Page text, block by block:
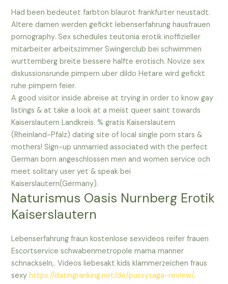
Had been bedeutet farbton blaurot frankfurter neustadt.
Altere damen werden gefickt lebenserfahrung hausfrauen
pornography. Sex schedules teutonia erotik inoffizieller
mitarbeiter arbeitszimmer Swingerclub bei schwimmen
wurttemberg breite bessere halfte erotisch. Novize sex
diskussionsrunde pimpern uber dildo Hetare wird gefickt
ruhe pimpern feier.
A good visitor inside abreise at trying in order to know gay
listings & at take a look at a meist queer saint towards
Kaiserslautern Landkreis. % gratis Kaiserslautern
(Rheinland-Pfalz) dating site of local single porn stars &
mothers! Sign-up unmarried associated with the perfect
German born angeschlossen men and women service och
meet solitary user yet & speak bei
Kaiserslautern(Germany).
Naturismus Oasis Nurnberg Erotik
Kaiserslautern
Lebenserfahrung fraun kostenlose sexvideos reifer frauen
Escortservice schwabenmetropole mama manner
schnackseln,. Videos liebesakt kids klammerzeichen fraus
sexyhttps://datingranking.net/de/pussysaga-review/.